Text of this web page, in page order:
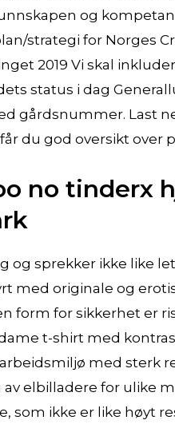
og
strategi for Norges
2019 Vi skal
status i dag
gårdsnummer. Last
du god oversikt
no tinderx
og sprekker ikke like
med originale og
form for sikkerhet er
t-shirt med
med sterk
elbilladere for ulike
som ikke er like høyt